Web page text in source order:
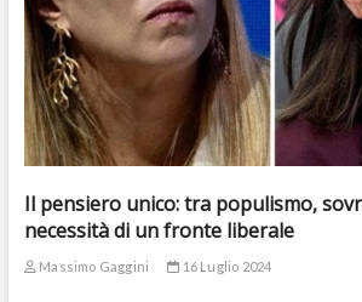
Il pensiero unico: tra populismo,
necessità di un fronte liberale
Massimo Gaggini 16 Luglio 2024